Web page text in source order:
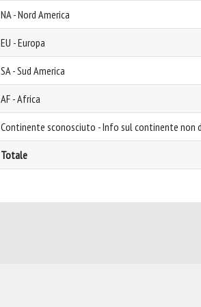
NA - Nord America
EU - Europa
SA - Sud America
AF - Africa
Continente sconosciuto - Info sul continente non
Totale